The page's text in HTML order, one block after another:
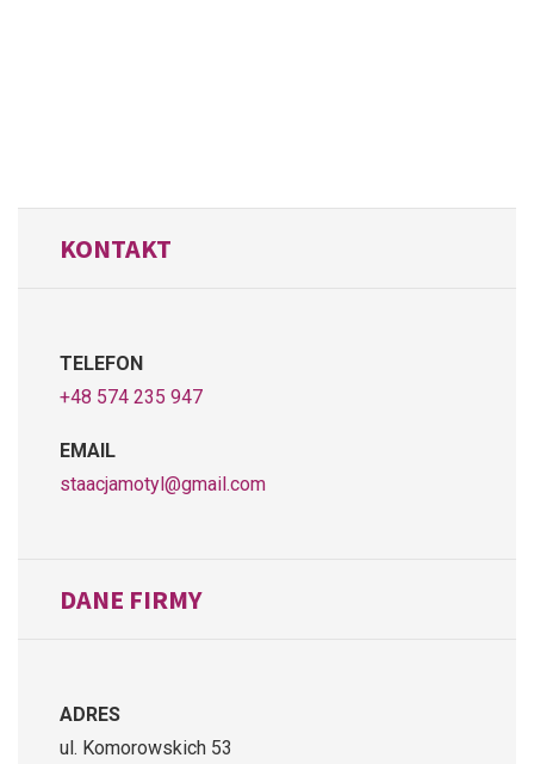
KONTAKT
TELEFON
+48 574 235 947
EMAIL
staacjamotyl@gmail.com
DANE FIRMY
ADRES
ul. Komorowskich 53